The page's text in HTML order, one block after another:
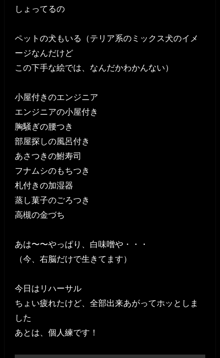
しょってるの
ペットの犬もいる（テリア系のミックス犬のイメ
ージなんだけど
この下手な絵では、なんだかわかんない）
小屋付きのエンジニア
エンジニアの小屋付き
胸騒ぎの腰つき
部屋探しの風呂付き
あさつきの鮒寿司
フナムシのもちつき
札付きの加湿器
蒸し菓子のごろつき
高槻の金づち
あは〜〜やっぱり、白味噌や・・・
（今、右脳だけで生きてます）
今日はリハーサル
ちょい疲れたけど、全部出来あがってホッとしま
した
あとは、個人練です！